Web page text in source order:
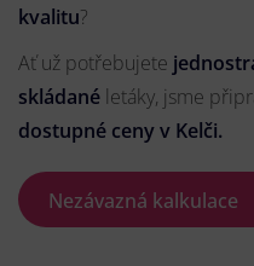
kvalitu?
Ať už potřebujete
skládané letáky, jsme
dostupné ceny v Kelči.
Nezávazná kalkulace